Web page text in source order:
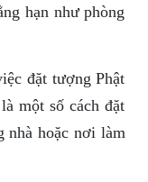
hạn như phòng
đặt tượng Phật
một số cách đặt
hoặc nơi làm